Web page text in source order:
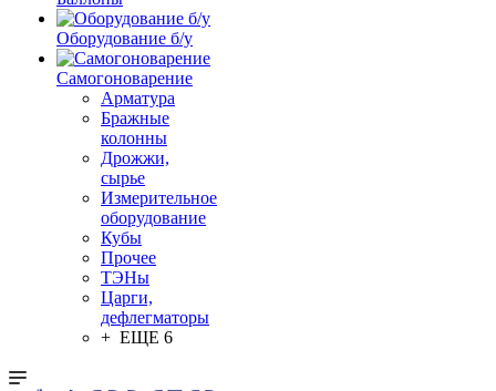
Оборудование б/у
Самогоноварение
Арматура
Бражные
колонны
Дрожжи,
сырье
Измерительное
оборудование
Кубы
Прочее
ТЭНы
Царги,
дефлегматоры
+ ЕЩЕ 6